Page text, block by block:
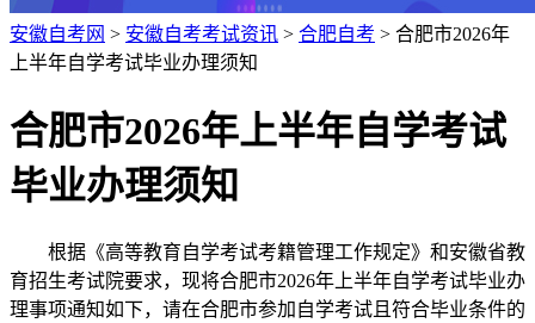
安徽自考网 > 安徽自考考试资讯 > 合肥自考 > 合肥市2026年
上半年自学考试毕业办理须知
合肥市2026年上半年自学考试
毕业办理须知
根据《高等教育自学考试考籍管理工作规定》和安徽省教
育招生考试院要求，现将合肥市2026年上半年自学考试毕业办
理事项通知如下，请在合肥市参加自学考试且符合毕业条件的